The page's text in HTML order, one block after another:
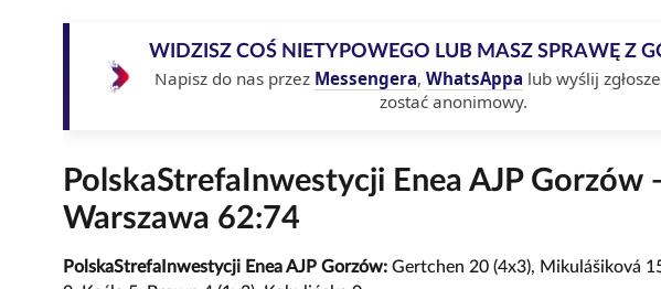
WIDZISZ COŚ NIETYPOWEGO LUB MASZ SPRAWĘ Z
Napisz do nas przez Messengera, WhatsAppa lub wyślij
zostać anonimowy.
PolskaStrefaInwestycji Enea AJP Gorzów
Warszawa 62:74
PolskaStrefaInwestycji Enea AJP Gorzów: Gertchen 20 (4x3), Mikulášiková